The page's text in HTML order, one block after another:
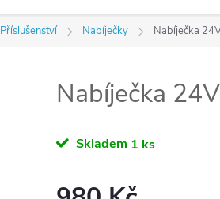
Příslušenství Nabíječky Nabíječka
Nabíječka
Skladem 1 ks